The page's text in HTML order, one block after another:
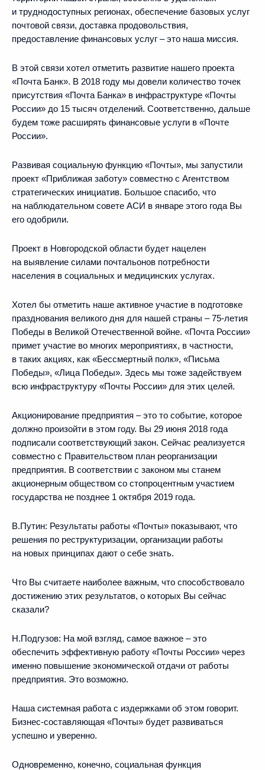
и труднодоступных регионах, обеспечение базовых услуг
почтовой связи, доставка продовольствия,
предоставление финансовых услуг – это наша миссия.
В этой связи хотел отметить развитие нашего проекта
«Почта Банк». В 2018 году мы довели количество точек
присутствия «Почта Банка» в инфраструктуре «Почты
России» до 15 тысяч отделений. Соответственно, дальше
будем тоже расширять финансовые услуги в «Почте
России».
Развивая социальную функцию «Почты», мы запустили
проект «Приближая заботу» совместно с Агентством
стратегических инициатив. Большое спасибо, что
на наблюдательном совете АСИ в январе этого года Вы
его одобрили.
Проект в Новгородской области будет нацелен
на выявление силами почтальонов потребности
населения в социальных и медицинских услугах.
Хотел бы отметить наше активное участие в подготовке
празднования великого дня для нашей страны – 75‑летия
Победы в Великой Отечественной войне. «Почта России»
примет участие во многих мероприятиях, в частности,
в таких акциях, как «Бессмертный полк», «Письма
Победы», «Лица Победы». Здесь мы тоже задействуем
всю инфраструктуру «Почты России» для этих целей.
Акционирование предприятия – это то событие, которое
должно произойти в этом году. Вы 29 июня 2018 года
подписали соответствующий закон. Сейчас реализуется
совместно с Правительством план реорганизации
предприятия. В соответствии с законом мы станем
акционерным обществом со стопроцентным участием
государства не позднее 1 октября 2019 года.
В.Путин: Результаты работы «Почты» показывают, что
решения по реструктуризации, организации работы
на новых принципах дают о себе знать.
Что Вы считаете наиболее важным, что способствовало
достижению этих результатов, о которых Вы сейчас
сказали?
Н.Подгузов: На мой взгляд, самое важное – это
обеспечить эффективную работу «Почты России» через
именно повышение экономической отдачи от работы
предприятия. Это возможно.
Наша системная работа с издержками об этом говорит.
Бизнес‑составляющая «Почты» будет развиваться
успешно и уверенно.
Одновременно, конечно, социальная функция